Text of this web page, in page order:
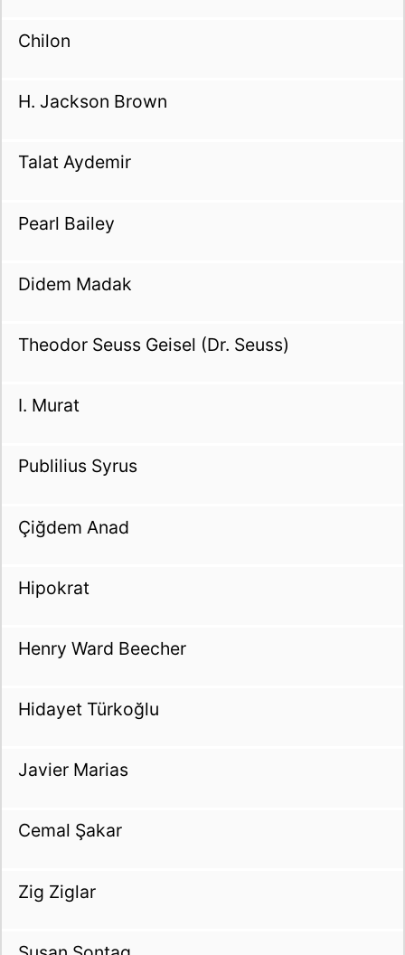
Chilon
H. Jackson Brown
Talat Aydemir
Pearl Bailey
Didem Madak
Theodor Seuss Geisel (Dr. Seuss)
I. Murat
Publilius Syrus
Çiğdem Anad
Hipokrat
Henry Ward Beecher
Hidayet Türkoğlu
Javier Marias
Cemal Şakar
Zig Ziglar